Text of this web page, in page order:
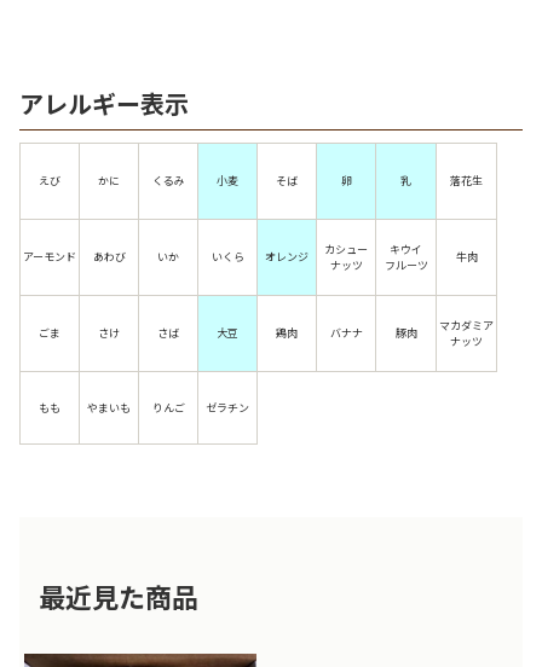
アレルギー表示
えび かに くるみ 小麦 そば 卵 乳 落花生
アーモンド あわび いか いくら オレンジ
カシュー
ナッツ
キウイ
フルーツ
牛肉
ごま さけ さば 大豆 鶏肉 バナナ 豚肉
マカダミア
ナッツ
もも やまいも りんご ゼラチン
最近見た商品